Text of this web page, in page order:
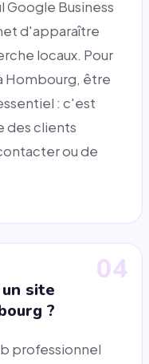
Google Business
d'apparaître
locaux. Pour
Hombourg, être
: c'est
des clients
ou de
04
site
?
professionnel